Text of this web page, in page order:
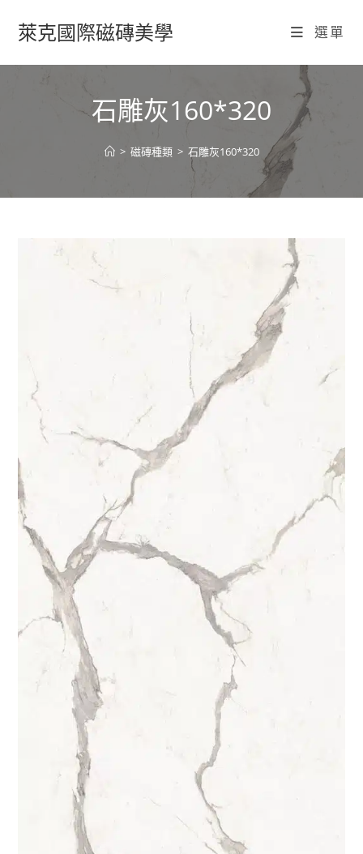
萊克國際磁磚美學 選單
石雕灰160*320
> 磁磚種類 > 石雕灰160*320